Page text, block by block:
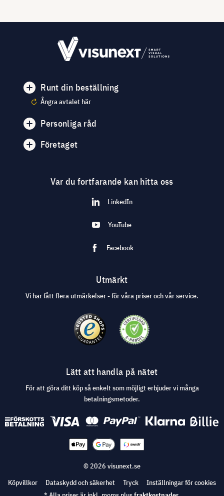
Runt din beställning
Ångra avtalet här
Personliga råd
Företaget
Var du fortfarande kan hitta oss
LinkedIn
YouTube
Facebook
Utmärkt
Vi har fått flera utmärkelser - för våra priser och vår service.
Lätt att handla på nätet
För att göra ditt köp så enkelt som möjligt erbjuder vi många
betalningsmetoder.
© 2026 visunext.se
Köpvillkor
Dataskydd och säkerhet Tryck
Inställningar för cookies